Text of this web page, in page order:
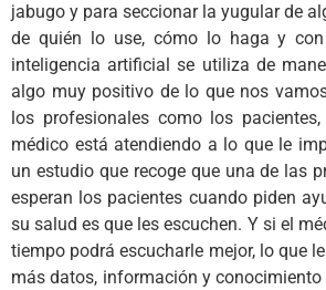
jabugo y para seccionar la yugular de
de quién lo use, cómo lo haga y
inteligencia artificial se utiliza de
algo muy positivo de lo que nos
los profesionales como los
médico está atendiendo a lo que le
un estudio que recoge que una de las
esperan los pacientes cuando piden
su salud es que les escuchen. Y si el
tiempo podrá escucharle mejor, lo que
más datos, información y conocimiento